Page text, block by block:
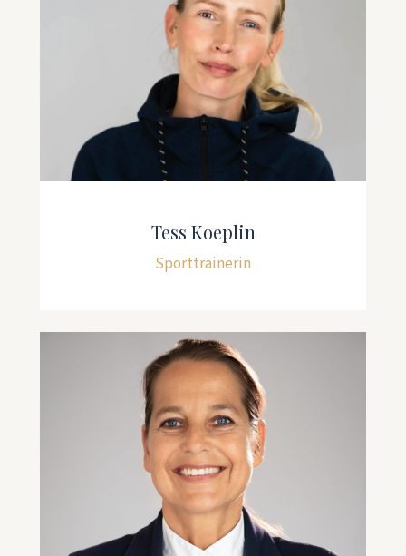
Tess Koeplin
Sporttrainerin